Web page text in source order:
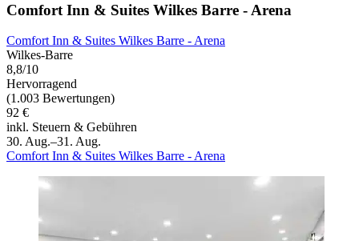
Comfort Inn & Suites Wilkes Barre - Arena
Comfort Inn & Suites Wilkes Barre - Arena
Wilkes-Barre
8,8/10
Hervorragend
(1.003 Bewertungen)
92 €
inkl. Steuern & Gebühren
30. Aug.–31. Aug.
Comfort Inn & Suites Wilkes Barre - Arena